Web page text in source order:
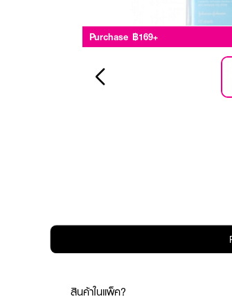
Purchase ฿169+
สินค้าในแพ็ค?